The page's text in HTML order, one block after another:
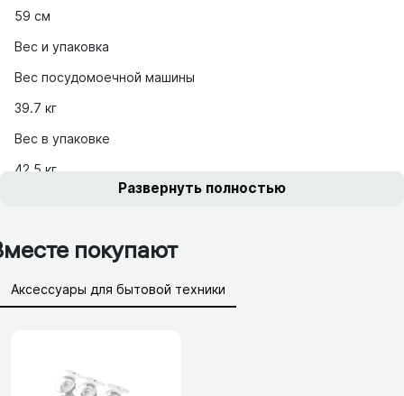
59 см
Вес и упаковка
Вес посудомоечной машины
39.7 кг
Вес в упаковке
42.5 кг
Развернуть полностью
покупают
Аксессуары для бытовой техники